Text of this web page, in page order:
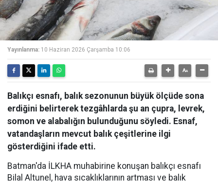
Yayınlanma: 10 Haziran 2026 Çarşamba 10:06
Balıkçı esnafı, balık sezonunun büyük ölçüde sona
erdiğini belirterek tezgâhlarda şu an çupra, levrek,
somon ve alabalığın bulunduğunu söyledi. Esnaf,
vatandaşların mevcut balık çeşitlerine ilgi
gösterdiğini ifade etti.
Batman'da İLKHA muhabirine konuşan balıkçı esnafı
Bilal Altunel, hava sıcaklıklarının artması ve balık